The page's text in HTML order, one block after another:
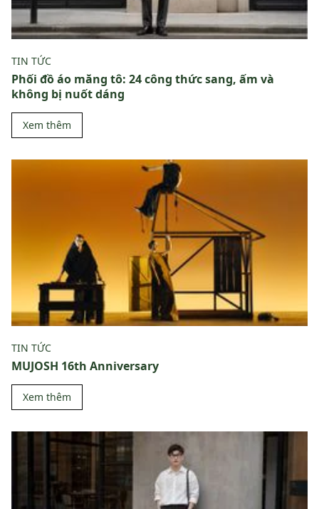
TIN TỨC
Phối đồ áo măng tô: 24 công thức sang, ấm và
không bị nuốt dáng
Xem thêm
TIN TỨC
MUJOSH 16th Anniversary
Xem thêm